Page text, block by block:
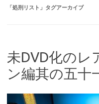
「処刑リスト 」タグアーカイブ
未DVD化のレ
ン編其の五十